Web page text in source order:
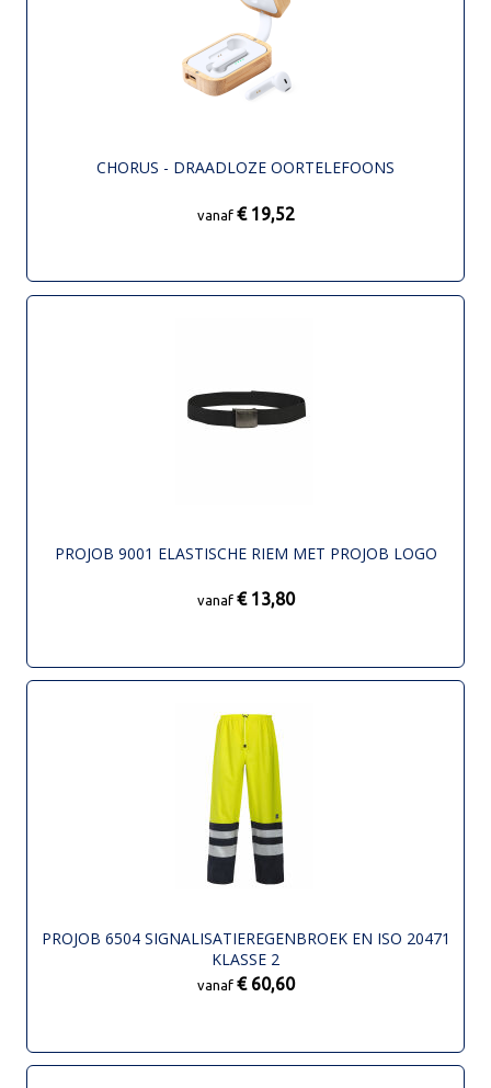
CHORUS - DRAADLOZE OORTELEFOONS
vanaf € 19,52
PROJOB 9001 ELASTISCHE RIEM MET PROJOB LOGO
vanaf € 13,80
PROJOB 6504 SIGNALISATIEREGENBROEK EN ISO 20471
KLASSE 2
vanaf € 60,60